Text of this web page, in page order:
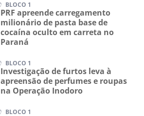
BLOCO 1
PRF apreende carregamento
milionário de pasta base de
cocaína oculto em carreta no
Paraná
BLOCO 1
Investigação de furtos leva à
apreensão de perfumes e roupas
na Operação Inodoro
BLOCO 1